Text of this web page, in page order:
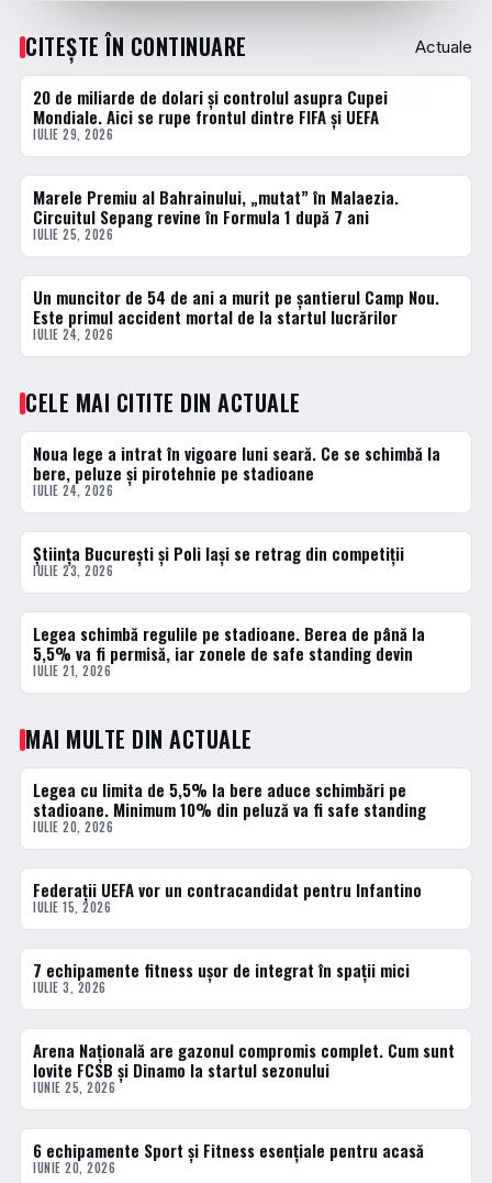
CITEȘTE ÎN CONTINUARE Actuale
ACTUALE
20 de miliarde de dolari și controlul asupra Cupei
Mondiale. Aici se rupe frontul dintre FIFA și UEFA
IULIE 29, 2026
ACTUALE
Marele Premiu al Bahrainului, „mutat” în Malaezia.
Circuitul Sepang revine în Formula 1 după 7 ani
IULIE 25, 2026
ACTUALE
Un muncitor de 54 de ani a murit pe șantierul Camp Nou.
Este primul accident mortal de la startul lucrărilor
IULIE 24, 2026
CELE MAI CITITE DIN ACTUALE
1 · TOP
Noua lege a intrat în vigoare luni seară. Ce se schimbă la
bere, peluze și pirotehnie pe stadioane
IULIE 24, 2026
2 · TOP
Știința București și Poli Iași se retrag din competiții
IULIE 23, 2026
3 · TOP
Legea schimbă regulile pe stadioane. Berea de până la
5,5% va fi permisă, iar zonele de safe standing devin
IULIE 21, 2026
MAI MULTE DIN ACTUALE
ACTUALE
Legea cu limita de 5,5% la bere aduce schimbări pe
stadioane. Minimum 10% din peluză va fi safe standing
IULIE 20, 2026
ACTUALE
Federații UEFA vor un contracandidat pentru Infantino
IULIE 15, 2026
ACTUALE
7 echipamente fitness ușor de integrat în spații mici
IULIE 3, 2026
ACTUALE
Arena Națională are gazonul compromis complet. Cum sunt
lovite FCSB și Dinamo la startul sezonului
IUNIE 25, 2026
ACTUALE
6 echipamente Sport și Fitness esențiale pentru acasă
IUNIE 20, 2026